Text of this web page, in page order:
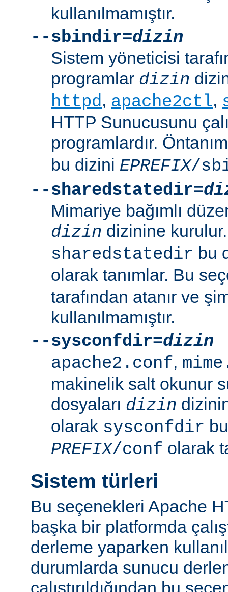
kullanılmamıştır.
--sbindir=dizin
Sistem yöneticisi
programlar dizin
httpd, apache2ctl,
HTTP Sunucusunu
programlardır.
bu dizini EPREFIX/
--sharedstatedir=
Mimariye bağımlı
dizin dizinine
sharedstatedir bu
olarak tanımlar. Bu
tarafından atanır ve
kullanılmamıştır.
--sysconfdir=dizin
apache2.conf,
makinelik salt okunur
dosyaları dizin
olarak sysconfdir
PREFIX/conf olarak
Sistem türleri
Bu seçenekleri Apache
başka bir platformda
derleme yaparken
durumlarda sunucu
çalıştırıldığından bu